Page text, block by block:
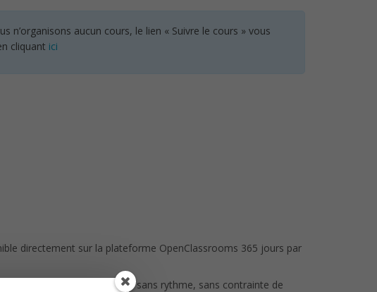
aucun cours, le lien « Suivre le cours » vous
cliquant ici
directement sur la plateforme OpenClassrooms 365 jours par
par partie) ou bien sans rythme, sans contrainte de